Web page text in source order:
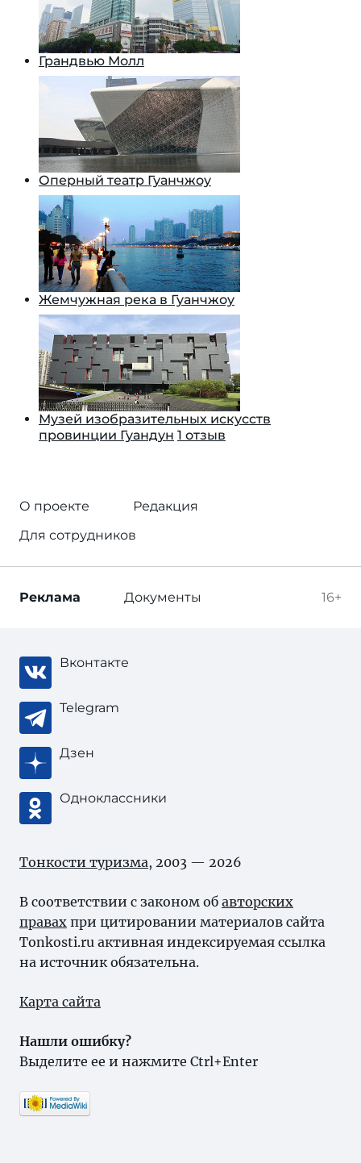
Грандвью Молл
Оперный театр Гуанчжоу
Жемчужная река в Гуанчжоу
Музей изобразительных искусств
провинции Гуандун 1 отзыв
О проекте
Редакция
Для сотрудников
16+
Реклама Документы
Вконтакте
Telegram
Дзен
Одноклассники
Тонкости туризма, 2003 — 2026
В соответствии с законом об авторских
правах при цитировании материалов сайта
Tonkosti.ru активная индексируемая ссылка
на источник обязательна.
Карта сайта
Нашли ошибку?
Выделите ее и нажмите Ctrl+Enter